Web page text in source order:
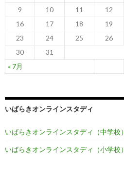
« 7月
9
10 11 12
16
17 18 19
23
24 25 26
30
31
いばらきオンラインスタディ
いばらきオンラインスタディ（中学校）
いばらきオンラインスタディ（小学校）